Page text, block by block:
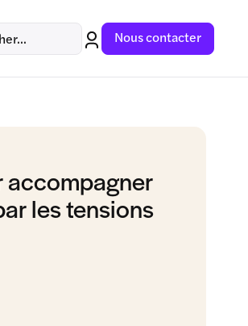
Nous contacter
accompagner
les tensions